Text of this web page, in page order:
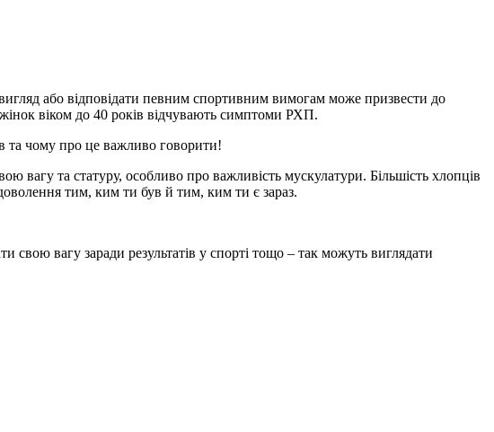
або відповідати певним спортивним вимогам може призвести до
жінок віком до 40 років відчувають симптоми РХП.
та чому про це важливо говорити!
вагу та статуру, особливо про важливість мускулатури. Більшість хлопців
тим, ким ти був й тим, ким ти є зараз.
вагу заради результатів у спорті тощо – так можуть виглядати